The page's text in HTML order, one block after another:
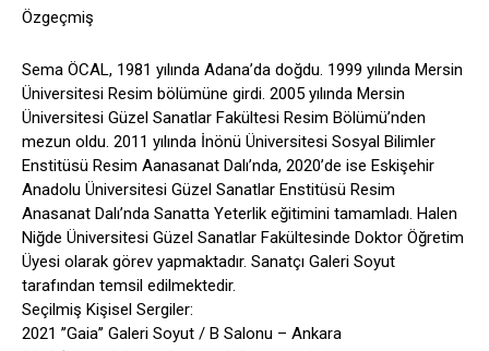
Özgeçmiş
Sema ÖCAL, 1981 yılında Adana’da doğdu. 1999 yılında Mersin
Üniversitesi Resim bölümüne girdi. 2005 yılında Mersin
Üniversitesi Güzel Sanatlar Fakültesi Resim Bölümü’nden
mezun oldu. 2011 yılında İnönü Üniversitesi Sosyal Bilimler
Enstitüsü Resim Aanasanat Dalı’nda, 2020’de ise Eskişehir
Anadolu Üniversitesi Güzel Sanatlar Enstitüsü Resim
Anasanat Dalı’nda Sanatta Yeterlik eğitimini tamamladı. Halen
Niğde Üniversitesi Güzel Sanatlar Fakültesinde Doktor Öğretim
Üyesi olarak görev yapmaktadır. Sanatçı Galeri Soyut
tarafından temsil edilmektedir.
Seçilmiş Kişisel Sergiler:
2021 ’’Gaia’’ Galeri Soyut / B Salonu – Ankara